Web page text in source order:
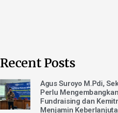
Recent Posts
Agus Suroyo M.Pdi,
Perlu Mengembangkan
Fundraising dan
Menjamin